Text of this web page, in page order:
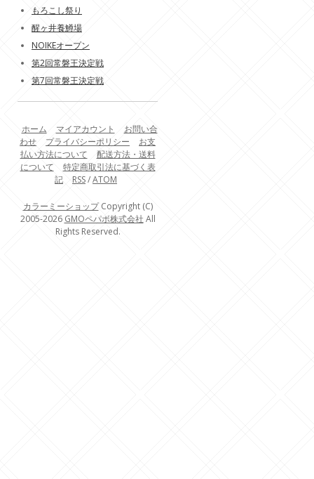
もろこし祭り
醒ヶ井養鱒場
NOIKEオープン
第2回常磐王決定戦
第7回常磐王決定戦
ホーム マイアカウント
お問い合
わせ
プライバシーポリシー
お支
払い方法について
配送方法・送料
について
特定商取引法に基づく表
記
RSS/ATOM
カラーミーショップCopyright (C)
2005-2026 GMOペパボ株式会社 All
Rights Reserved.